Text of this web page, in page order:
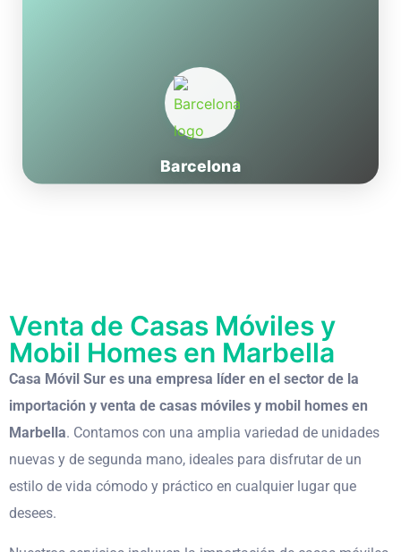
Barcelona
Venta de Casas Móviles y
Mobil Homes en Marbella
Casa Móvil Sur es una empresa líder en el sector de la
importación y venta de casas móviles y mobil homes en
Marbella. Contamos con una amplia variedad de unidades
nuevas y de segunda mano, ideales para disfrutar de un
estilo de vida cómodo y práctico en cualquier lugar que
desees.